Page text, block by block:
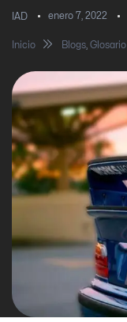
IAD enero 7, 2022
Inicio Blogs, Glosario